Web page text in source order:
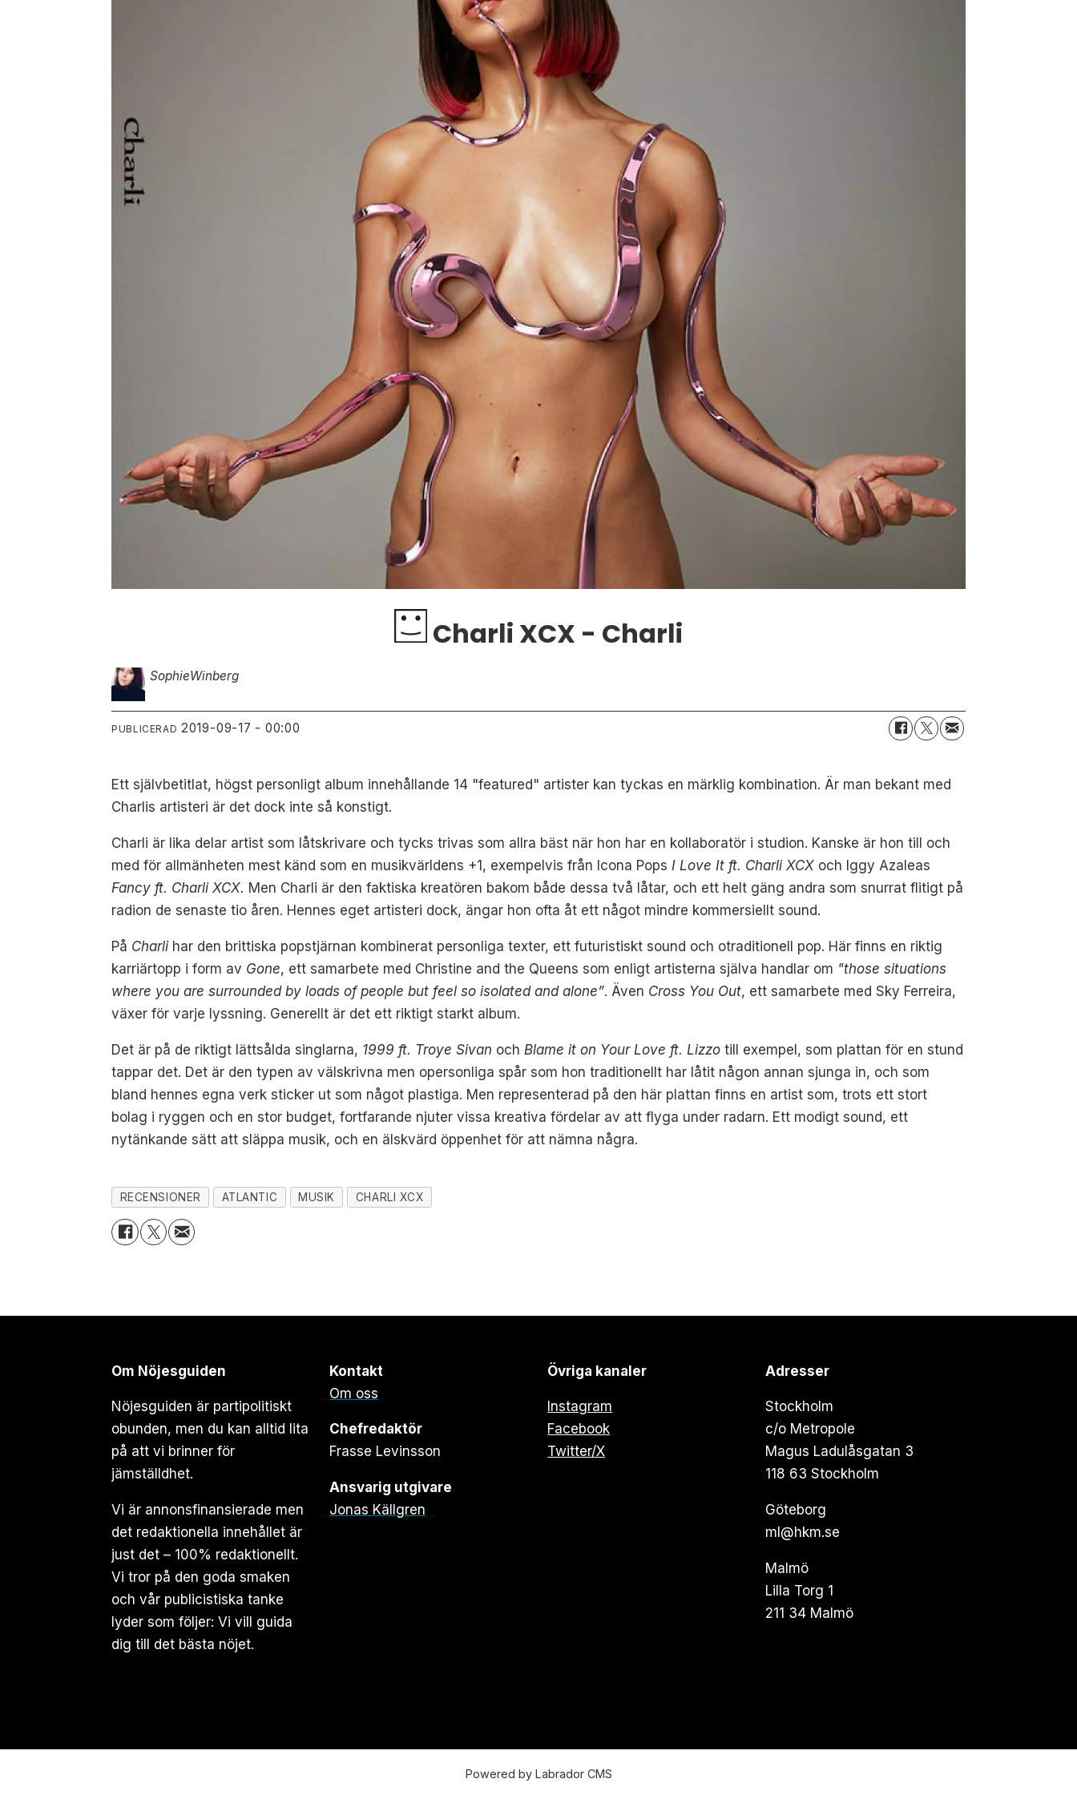
Charli XCX - Charli
SophieWinberg
PUBLICERAD 2019-09-17 - 00:00
Ett självbetitlat, högst personligt album innehållande 14 "featured" artister kan tyckas en märklig kombination. Är man bekant med
Charlis artisteri är det dock inte så konstigt.
Charli är lika delar artist som låtskrivare och tycks trivas som allra bäst när hon har en kollaboratör i studion. Kanske är hon till och
med för allmänheten mest känd som en musikvärldens +1, exempelvis från Icona Pops I Love It ft. Charli XCX och Iggy Azaleas
Fancy ft. Charli XCX. Men Charli är den faktiska kreatören bakom både dessa två låtar, och ett helt gäng andra som snurrat flitigt på
radion de senaste tio åren. Hennes eget artisteri dock, ängar hon ofta åt ett något mindre kommersiellt sound.
På Charlihar den brittiska popstjärnan kombinerat personliga texter, ett futuristiskt sound och otraditionell pop. Här finns en riktig
karriärtopp i form av Gone, ett samarbete med Christine and the Queens som enligt artisterna själva handlar om "those situations
where you are surrounded by loads of people but feel so isolated and alone”. Även Cross You Out, ett samarbete med Sky Ferreira,
växer för varje lyssning. Generellt är det ett riktigt starkt album.
Det är på de riktigt lättsålda singlarna, 1999 ft. Troye Sivan och Blame it on Your Love ft. Lizzo till exempel, som plattan för en stund
tappar det. Det är den typen av välskrivna men opersonliga spår som hon traditionellt har låtit någon annan sjunga in, och som
bland hennes egna verk sticker ut som något plastiga. Men representerad på den här plattan finns en artist som, trots ett stort
bolag i ryggen och en stor budget, fortfarande njuter vissa kreativa fördelar av att flyga under radarn. Ett modigt sound, ett
nytänkande sätt att släppa musik, och en älskvärd öppenhet för att nämna några.
RECENSIONER ATLANTIC MUSIK CHARLI XCX
Om Nöjesguiden
Nöjesguiden är partipolitiskt
obunden, men du kan alltid lita
på att vi brinner för
jämställdhet.
Vi är annonsfinansierade men
det redaktionella innehållet är
just det – 100% redaktionellt.
Vi tror på den goda smaken
och vår publicistiska tanke
lyder som följer: Vi vill guida
dig till det bästa nöjet.
Kontakt
Om oss
Chefredaktör
Frasse Levinsson
Ansvarig utgivare
Jonas Källgren
Övriga kanaler
Instagram
Facebook
Twitter/X
Adresser
Stockholm
c/o Metropole
Magus Ladulåsgatan 3
118 63 Stockholm
Göteborg
ml@hkm.se
Malmö
Lilla Torg 1
211 34 Malmö
Powered by Labrador CMS